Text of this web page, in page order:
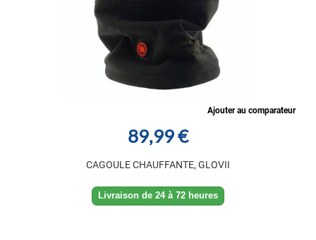
Ajouter au comparateur
89,99 €
CAGOULE CHAUFFANTE, GLOVII
Livraison de 24 à 72 heures